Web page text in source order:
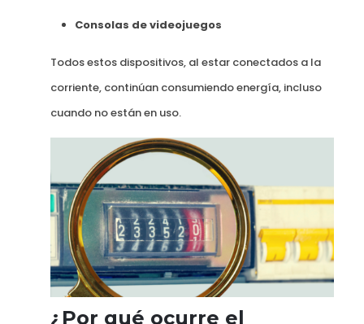
Consolas de videojuegos
Todos estos dispositivos, al estar conectados a la
corriente, continúan consumiendo energía, incluso
cuando no están en uso.
¿Por qué ocurre el